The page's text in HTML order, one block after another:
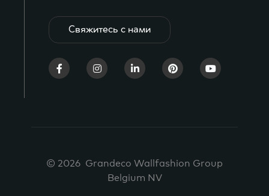
Свяжитесь с нами
© 2026 Grandeco Wallfashion Group
Belgium NV